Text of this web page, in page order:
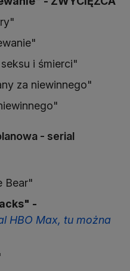
i śmierci"
za niewinnego"
- serial
Bear"
-
HBO Max, tu można